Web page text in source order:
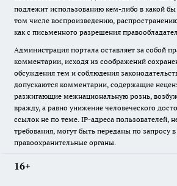
подлежит использованию кем-либо в какой
том числе воспроизведению,
как с письменного разрешения
Администрация портала оставляет за собой
комментарии, исходя из соображений
обсуждения тем и соблюдения
допускаются комментарии, содержащие
разжигающие межнациональную рознь,
вражду, а равно унижение человеческого
ссылок не по теме. IP-адреса пользователей,
требования, могут быть переданы по запросу
правоохранительные органы.
16+